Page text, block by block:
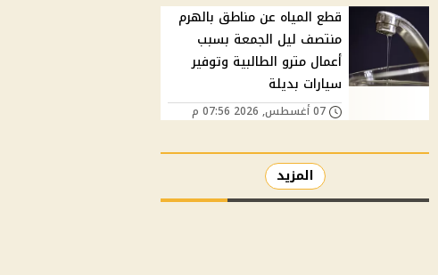
قطع المياه عن مناطق بالهرم
منتصف ليل الجمعة بسبب
أعمال مترو الطالبية وتوفير
سيارات بديلة
07 أغسطس, 2026 07:56 م
المزيد